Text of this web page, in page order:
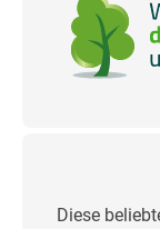
Diese